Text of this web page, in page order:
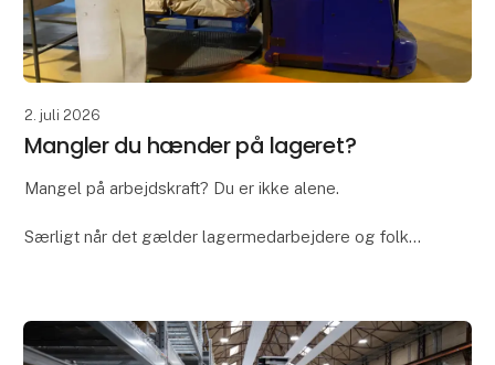
2. juli 2026
Mangler du hænder på lageret?
Mangel på arbejdskraft? Du er ikke alene.
Særligt når det gælder lagermedarbejdere og folk